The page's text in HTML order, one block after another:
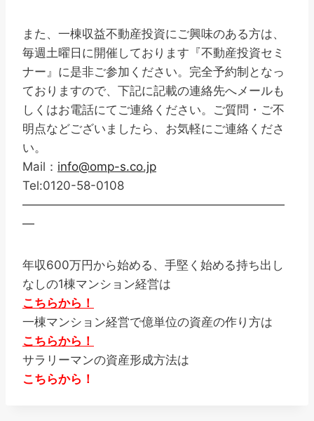
また、一棟収益不動産投資にご興味のある方は、
毎週土曜日に開催しております『不動産投資セミ
ナー』に是非ご参加ください。完全予約制となっ
ておりますので、下記に記載の連絡先へメールも
しくはお電話にてご連絡ください。ご質問・ご不
明点などございましたら、お気軽にご連絡くださ
い。
Mail： info@omp-s.co.jp
Tel:0120-58-0108
——————————————————————
—
年収600万円から始める、手堅く始める持ち出し
なしの1棟マンション経営は
こちらから！
一棟マンション経営で億単位の資産の作り方は
こちらから！
サラリーマンの資産形成方法は
こちらから！